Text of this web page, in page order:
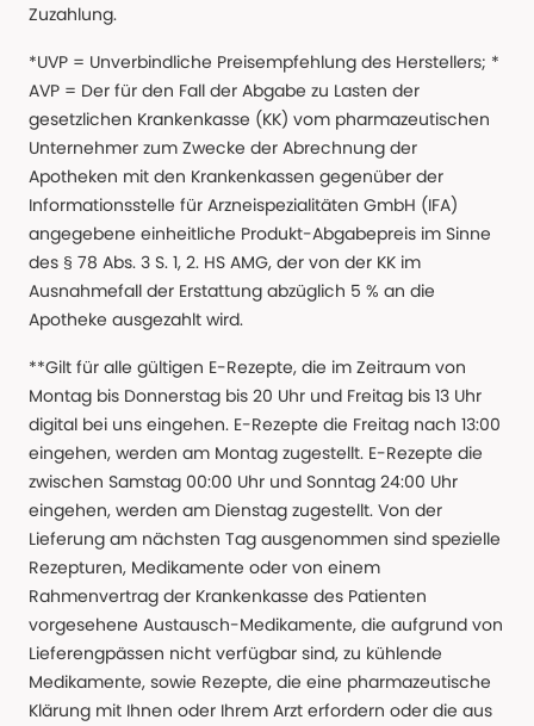
Zuzahlung.
*UVP = Unverbindliche Preisempfehlung des Herstellers; *
AVP = Der für den Fall der Abgabe zu Lasten der
gesetzlichen Krankenkasse (KK) vom pharmazeutischen
Unternehmer zum Zwecke der Abrechnung der
Apotheken mit den Krankenkassen gegenüber der
Informationsstelle für Arzneispezialitäten GmbH (IFA)
angegebene einheitliche Produkt-Abgabepreis im Sinne
des § 78 Abs. 3 S. 1, 2. HS AMG, der von der KK im
Ausnahmefall der Erstattung abzüglich 5 % an die
Apotheke ausgezahlt wird.
**Gilt für alle gültigen E-Rezepte, die im Zeitraum von
Montag bis Donnerstag bis 20 Uhr und Freitag bis 13 Uhr
digital bei uns eingehen. E-Rezepte die Freitag nach 13:00
eingehen, werden am Montag zugestellt. E-Rezepte die
zwischen Samstag 00:00 Uhr und Sonntag 24:00 Uhr
eingehen, werden am Dienstag zugestellt. Von der
Lieferung am nächsten Tag ausgenommen sind spezielle
Rezepturen, Medikamente oder von einem
Rahmenvertrag der Krankenkasse des Patienten
vorgesehene Austausch-Medikamente, die aufgrund von
Lieferengpässen nicht verfügbar sind, zu kühlende
Medikamente, sowie Rezepte, die eine pharmazeutische
Klärung mit Ihnen oder Ihrem Arzt erfordern oder die aus